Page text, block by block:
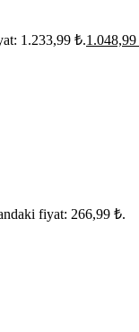
1.233,99 ₺.1.048,99
fiyat: 266,99 ₺.